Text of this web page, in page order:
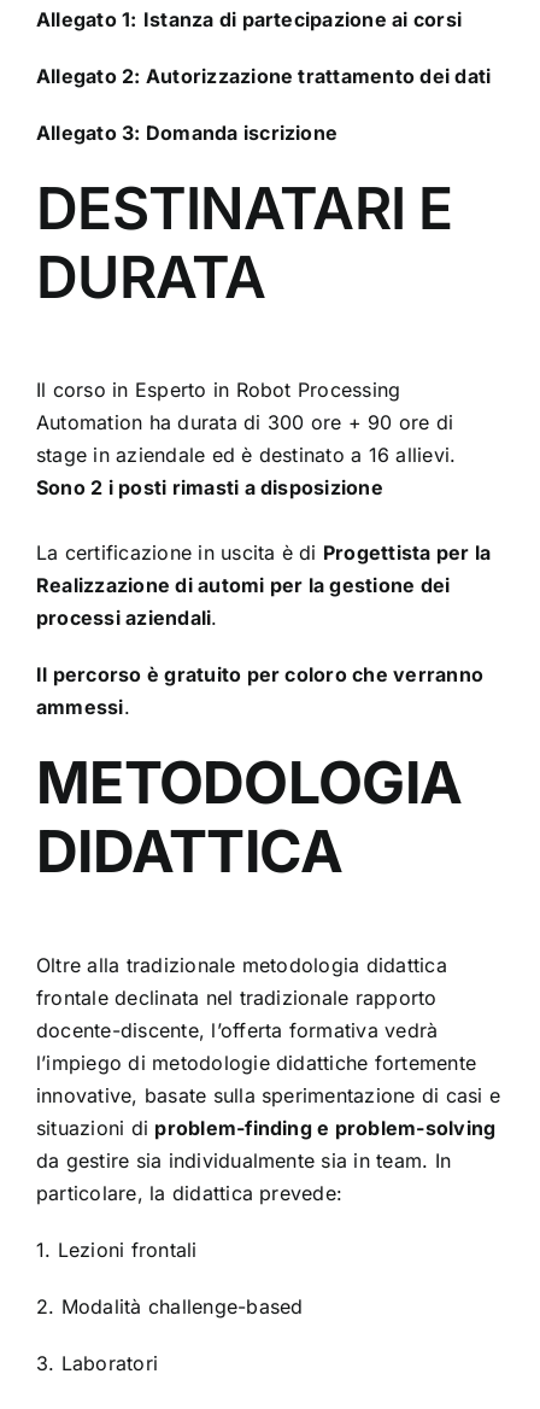
Allegato 1: Istanza di partecipazione ai corsi
Allegato 2: Autorizzazione trattamento dei dati
Allegato 3: Domanda iscrizione
DESTINATARI E
DURATA
Il corso in Esperto in Robot Processing
Automation ha durata di 300 ore + 90 ore di
stage in aziendale ed è destinato a 16 allievi.
Sono 2 i posti rimasti a disposizione
La certificazione in uscita è di Progettista per la
Realizzazione di automi per la gestione dei
processi aziendali.
Il percorso è gratuito per coloro che verranno
ammessi.
METODOLOGIA
DIDATTICA
Oltre alla tradizionale metodologia didattica
frontale declinata nel tradizionale rapporto
docente-discente, l’offerta formativa vedrà
l’impiego di metodologie didattiche fortemente
innovative, basate sulla sperimentazione di casi e
situazioni di problem-finding e problem-solving
da gestire sia individualmente sia in team. In
particolare, la didattica prevede:
1. Lezioni frontali
2. Modalità challenge-based
3. Laboratori